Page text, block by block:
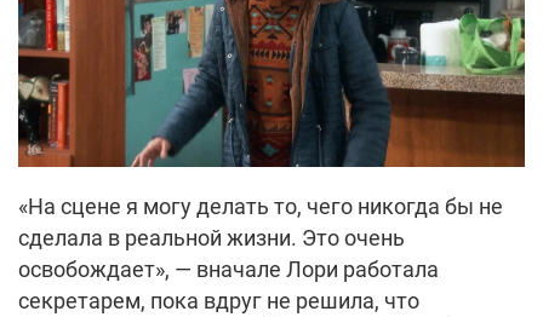
«На сцене я могу делать то, чего никогда бы не
сделала в реальной жизни. Это очень
освобождает», — вначале Лори работала
секретарем, пока вдруг не решила, что